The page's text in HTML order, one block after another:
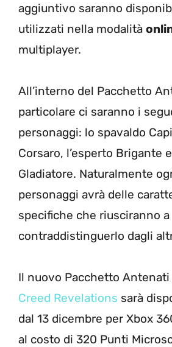
aggiuntivo saranno
utilizzati nella modalità
multiplayer.
All’interno del Pacchetto
particolare ci saranno i
personaggi: lo spavaldo
Corsaro, l’esperto Brigante
Gladiatore. Naturalmente
personaggi avrà delle
specifiche che riusciranno a
contraddistinguerlo dagli
Il nuovo Pacchetto Antenati
Creed Revelations sarà
dal 13 dicembre per Xbox
al costo di 320 Punti